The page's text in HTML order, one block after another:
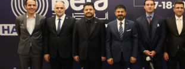
Lider Haber TV Canlı Yayın izle